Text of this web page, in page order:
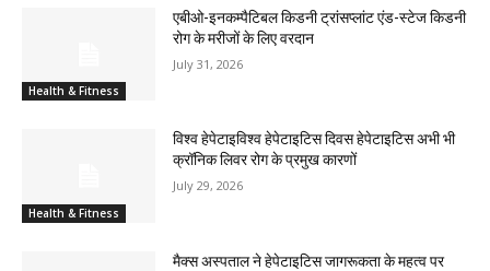
Health & Fitness
एबीओ-इनकम्पैटिबल किडनी ट्रांसप्लांट एंड-स्टेज किडनी
रोग के मरीजों के लिए वरदान
July 31, 2026
Health & Fitness
विश्व हेपेटाइविश्व हेपेटाइटिस दिवस हेपेटाइटिस अभी भी
क्रॉनिक लिवर रोग के प्रमुख कारणों
July 29, 2026
मैक्स अस्पताल ने हेपेटाइटिस जागरूकता के महत्व पर